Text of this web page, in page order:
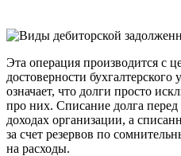
Эта операция производится с
достоверности бухгалтерского
означает, что долги просто
про них. Списание долга перед
доходах организации, а
за счет резервов по
на расходы.